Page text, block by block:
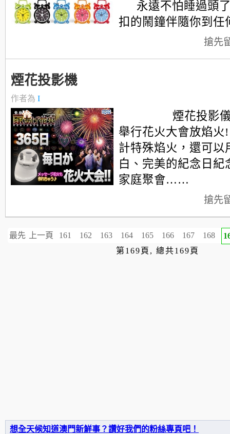
永遠不怕睡過頭
扣的鬧鐘伴隨你到任
搶先
煙花投影機
作者為 I
煙花投影儀
舉行花火大會放焰火
計特殊焰火，還可以
白、完美的紀念日紀
家庭聚會……
搶先
最先 上一頁 161 162 163 164 165 166 167 168
第169頁, 總共169頁
想全天候知道澳門新鮮事？讚好我們的粉絲專頁吧！